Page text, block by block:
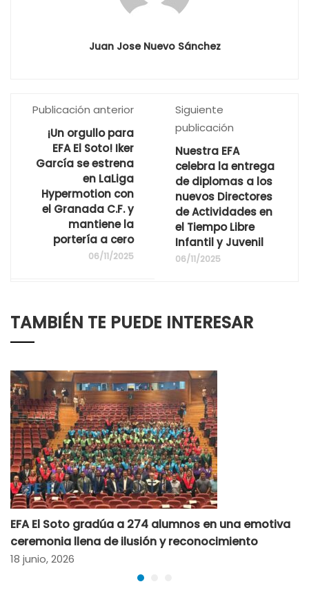
Juan Jose Nuevo Sánchez
Publicación anterior
¡Un orgullo para
EFA El Soto! Iker
García se estrena
en LaLiga
Hypermotion con
el Granada C.F. y
mantiene la
portería a cero
06/11/2025
Siguiente
publicación
Nuestra EFA
celebra la entrega
de diplomas a los
nuevos Directores
de Actividades en
el Tiempo Libre
Infantil y Juvenil
06/11/2025
TAMBIÉN TE PUEDE INTERESAR
EFA El Soto gradúa a 274 alumnos en una emotiva
ceremonia llena de ilusión y reconocimiento
18 junio, 2026